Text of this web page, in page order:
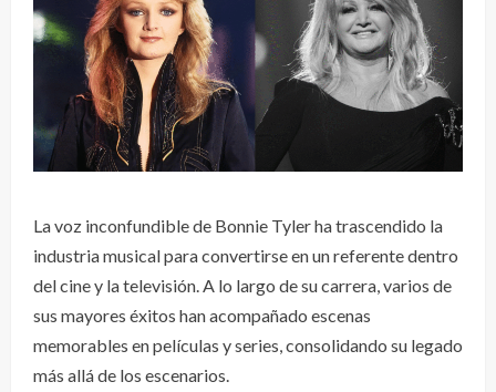
La voz inconfundible de Bonnie Tyler ha trascendido la
industria musical para convertirse en un referente dentro
del cine y la televisión. A lo largo de su carrera, varios de
sus mayores éxitos han acompañado escenas
memorables en películas y series, consolidando su legado
más allá de los escenarios.